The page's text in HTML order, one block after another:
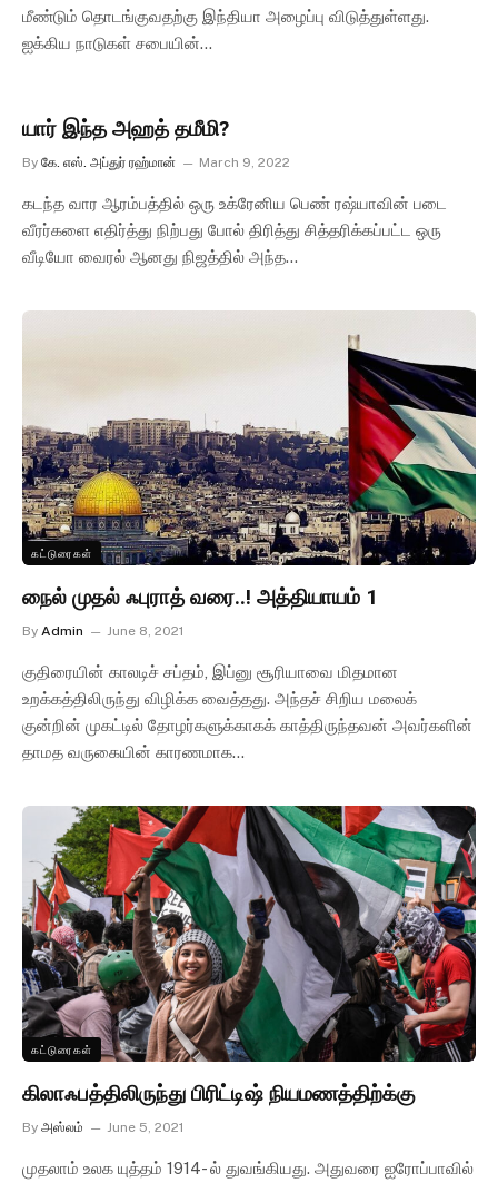
மீண்டும் தொடங்குவதற்கு இந்தியா அழைப்பு விடுத்துள்ளது.
ஐக்கிய நாடுகள் சபையின்…
யார் இந்த அஹத் தமீமி?
By கே. எஸ். அப்துர் ரஹ்மான் March 9, 2022
கடந்த வார ஆரம்பத்தில் ஒரு உக்ரேனிய பெண் ரஷ்யாவின் படை
வீரர்களை எதிர்த்து நிற்பது போல் திரித்து சித்தரிக்கப்பட்ட ஒரு
வீடியோ வைரல் ஆனது நிஜத்தில் அந்த…
கட்டுரைகள்
நைல் முதல் ஃபுராத் வரை..! அத்தியாயம் 1
By Admin June 8, 2021
குதிரையின் காலடிச் சப்தம், இப்னு சூரியாவை மிதமான
உறக்கத்திலிருந்து விழிக்க வைத்தது. அந்தச் சிறிய மலைக்
குன்றின் முகட்டில் தோழர்களுக்காகக் காத்திருந்தவன் அவர்களின்
தாமத வருகையின் காரணமாக…
கட்டுரைகள்
கிலாஃபத்திலிருந்து பிரிட்டிஷ் நியமணத்திற்க்கு
By அஸ்லம் June 5, 2021
முதலாம் உலக யுத்தம் 1914- ல் துவங்கியது. அதுவரை ஐரோப்பாவில்